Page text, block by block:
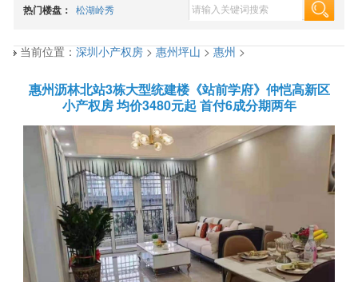
热门楼盘： 松湖岭秀
当前位置：深圳小产权房>惠州坪山>惠州>
惠州沥林北站3栋大型统建楼《站前学府》仲恺高新区
小产权房 均价3480元起 首付6成分期两年